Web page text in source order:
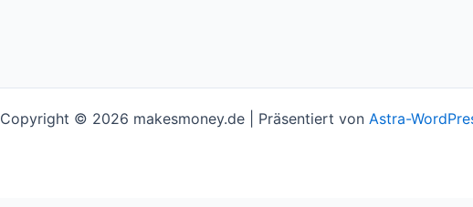
Copyright © 2026 makesmoney.de | Präsentiert von Astra-